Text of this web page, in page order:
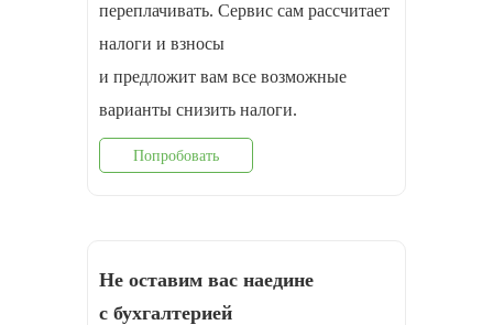
переплачивать. Сервис сам рассчитает
налоги и взносы
и предложит вам все возможные
варианты снизить налоги.
Попробовать
Не оставим вас наедине
с бухгалтерией